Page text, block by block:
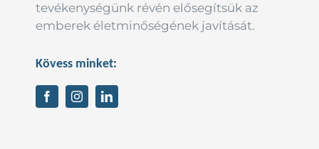
tevékenységünk révén elősegítsük az
emberek életminőségének javítását.
Kövess minket: